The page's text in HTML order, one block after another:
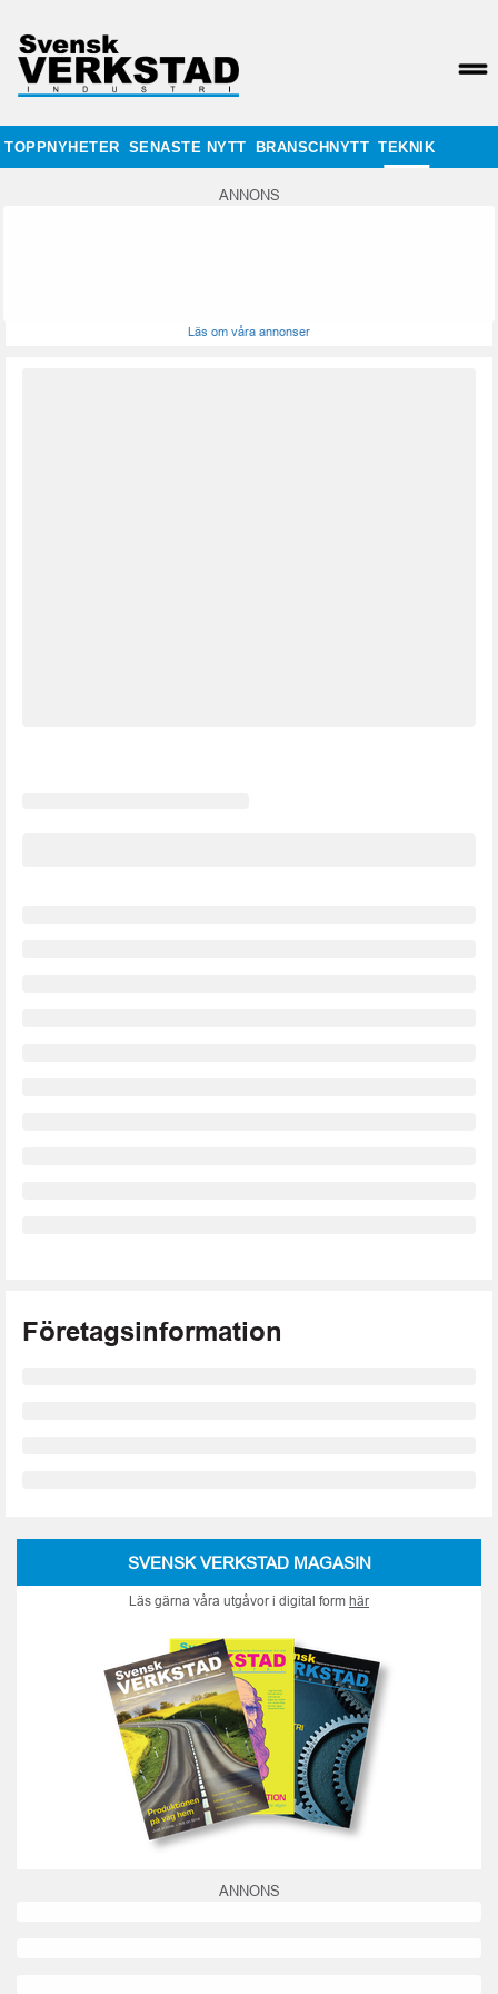
TOPPNYHETER SENASTE NYTT BRANSCHNYTT TEKNIK
ANNONS
Läs om våra annonser
Företagsinformation
SVENSK VERKSTAD MAGASIN
Läs gärna våra utgåvor i digital form här
ANNONS